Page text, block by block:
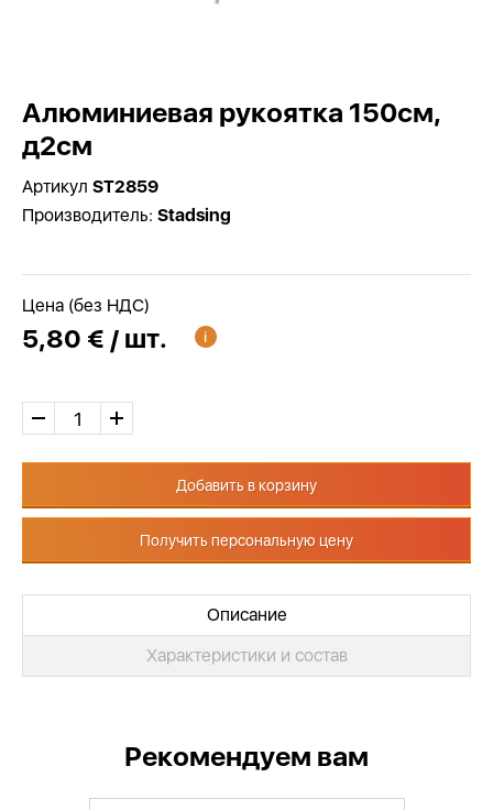
Алюминиевая рукоятка 150см,
д2см
Артикул ST2859
Производитель: Stadsing
Цена (без НДС)
5,80 € / шт.
Добавить в корзину
Получить персональную цену
Описание
Характеристики и состав
Рекомендуем вам